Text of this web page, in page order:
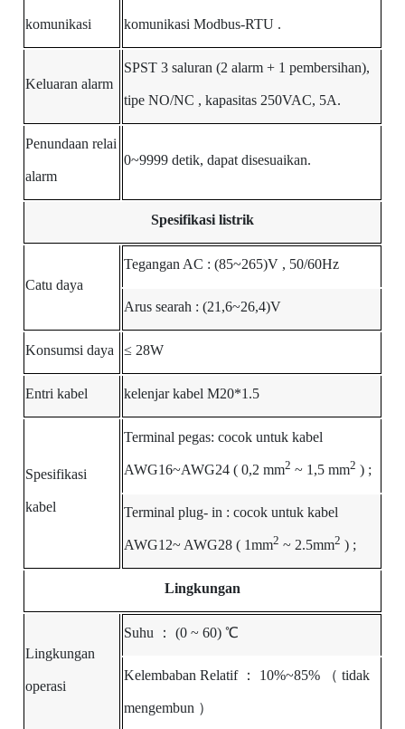
komunikasi komunikasi Modbus-RTU .
Keluaran alarm
SPST 3 saluran (2 alarm + 1 pembersihan),
tipe NO/NC , kapasitas 250VAC, 5A.
Penundaan relai
alarm
0~9999 detik, dapat disesuaikan.
Spesifikasi listrik
Catu daya
Tegangan AC : (85~265)V , 50/60Hz
Arus searah : (21,6~26,4)V
Konsumsi daya ≤ 28W
Entri kabel kelenjar kabel M20*1.5
Spesifikasi
kabel
Terminal pegas: cocok untuk kabel
AWG16~AWG24 ( 0,2 mm2 ~ 1,5 mm2 ) ;
Terminal plug- in : cocok untuk kabel
AWG12~ AWG28 ( 1mm2 ~ 2.5mm2 ) ;
Lingkungan
Lingkungan
operasi
Suhu ： (0 ~ 60) ℃
Kelembaban Relatif ： 10%~85% （ tidak
mengembun ）